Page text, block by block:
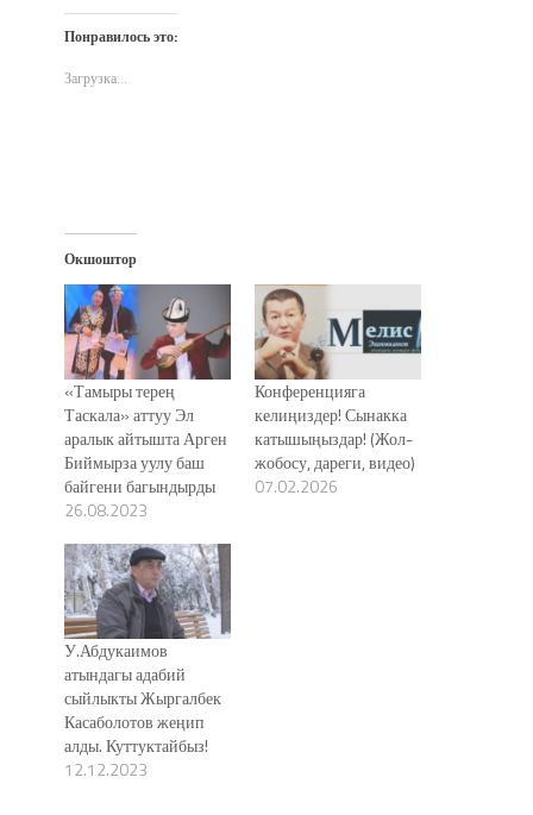
Twitter
(Открывается
в
окне)
Facebook
(Открывается
в
Понравилось это:
Загрузка...
Окшоштор
«Тамыры терең
Таскала» аттуу Эл
аралык айтышта Арген
Биймырза уулу баш
байгени багындырды
26.08.2023
Конференцияга
келиңиздер! Сынакка
катышыңыздар! (Жол-
жобосу, дареги, видео)
07.02.2026
У.Абдукаимов
атындагы адабий
сыйлыкты Жыргалбек
Касаболотов жеңип
алды. Куттуктайбыз!
12.12.2023